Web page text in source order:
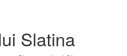
Slatina